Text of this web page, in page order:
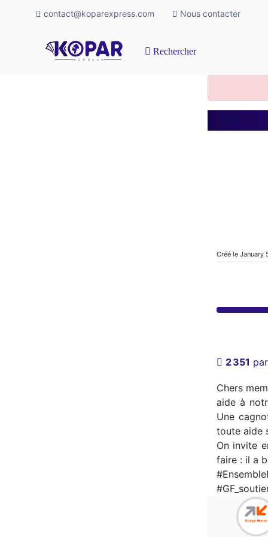
contact@koparexpress.com Nous contacter
Rechercher
Créé le January
2 351
Chers
aide à
Une
toute aide
On invite
faire : il a